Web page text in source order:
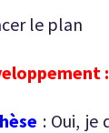
le plan
:
: Oui, je